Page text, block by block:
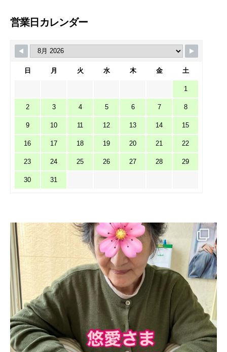
営業日カレンダー
日 月 火 水 木 金 土
1
2 3 4 5 6 7 8
9 10 11 12 13 14 15
16 17 18 19 20 21 22
23 24 25 26 27 28 29
30 31